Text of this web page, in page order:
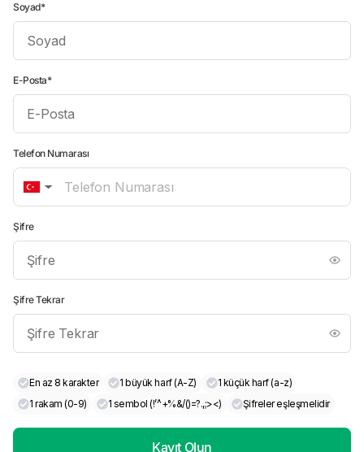
Soyad*
E-Posta*
Telefon Numarası
▼
Şifre
Şifre Tekrar
En az 8 karakter 1 büyük harf (A-Z)
1 küçük harf (a-z)
1 rakam (0-9)
1 sembol (!’^+%&/()=?.,;><) Şifreler eşleşmelidir
Kayıt Olun